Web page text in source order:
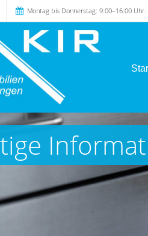
Montag bis Donnerstag: 9:00–16:00